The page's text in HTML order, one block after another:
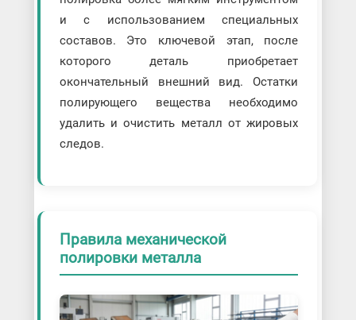
и с использованием специальных
составов. Это ключевой этап, после
которого деталь приобретает
окончательный внешний вид. Остатки
полирующего вещества необходимо
удалить и очистить металл от жировых
следов.
Правила механической
полировки металла